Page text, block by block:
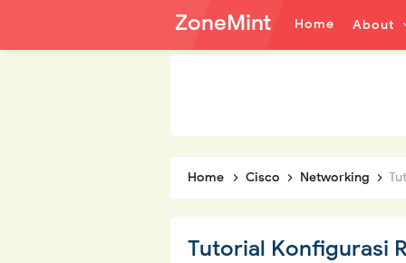
ZoneMint Home About
Home Cisco Networking
Tutorial Konfigurasi